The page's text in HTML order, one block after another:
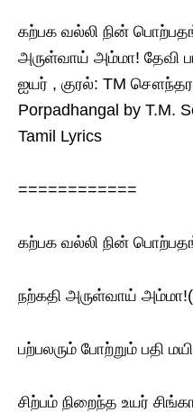
கற்பக வல்லி நின்
அருள்வாய் அம்மா! தேவி
ஐயர் , குரல்: TM
Porpadhangal by T.M.
Tamil Lyrics
============
கற்பக வல்லி நின்
நற்கதி அருள்வாய்
பற்பலரும் போற்றும் பதி
சிற்பம் நிறைந்த உயர்